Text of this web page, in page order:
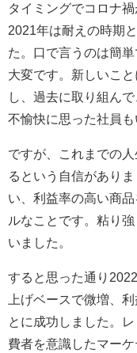
タイミングでコロナ
2021年は耐えの時期
た。口で言うのは簡
大変です。新しいこ
し、過去に取り組ん
不愉快に思った社員も
ですが、これまでの
るという自信があり
い、利益率の高い商
ルなことです。粘り
いました。
すると思った通り
上げベースで微増、
とに成功しました。
費者を意識したマー